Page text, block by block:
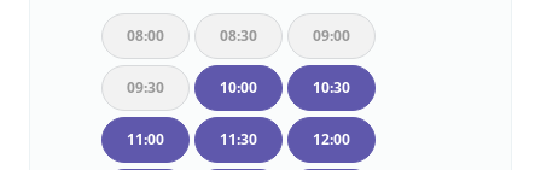
08:00 08:30 09:00
09:30 10:00 10:30
11:00 11:30 12:00